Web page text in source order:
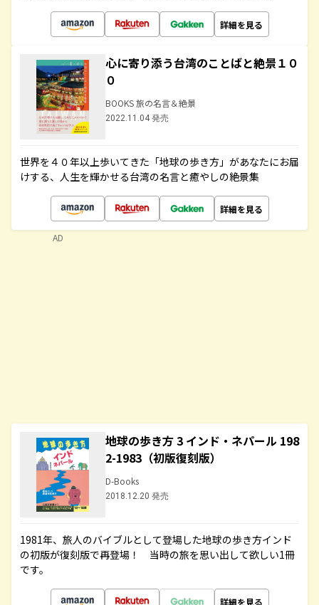
詳細を見る
心に寄り添う台湾のことばと絶景１０
０
BOOKS 旅の名言＆絶景
2022.11.04 発売
世界を４０年以上歩いてきた「地球の歩き方」があなたにお届
けする、人生を輝かせる台湾の名言と癒やしの絶景集
詳細を見る
地球の歩き方 3 インド・ネパール 198
2-1983（初版復刻版）
D-Books
2018.12.20 発売
1981年、旅人のバイブルとして登場した地球の歩き方インド
の初版が復刻版で再登場！ 当時の旅を思い出して欲しい1冊
です。
詳細を見る
AD